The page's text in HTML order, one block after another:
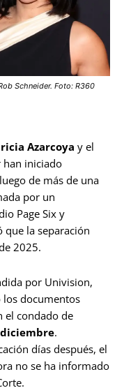
Schneider. Foto: R360
Azarcoya y el
han iniciado
de más de una
por un
Page Six y
la separación
2025.
por Univision,
los documentos
el condado de
.
días después, el
no se ha informado